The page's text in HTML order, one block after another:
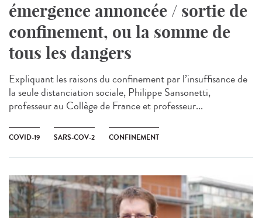
émergence annoncée / sortie de
confinement, ou la somme de
tous les dangers
Expliquant les raisons du confinement par l’insuffisance de
la seule distanciation sociale, Philippe Sansonetti,
professeur au Collège de France et professeur...
COVID-19 SARS-COV-2 CONFINEMENT